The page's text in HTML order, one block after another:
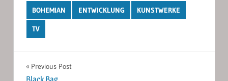
BOHEMIAN ENTWICKLUNG KUNSTWERKE
TV
Post
Previous Post
Black Bag